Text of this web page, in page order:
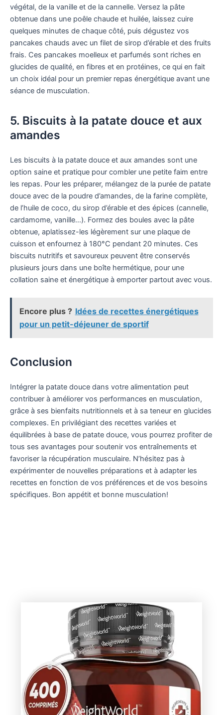
végétal, de la vanille et de la cannelle. Versez la pâte
obtenue dans une poêle chaude et huilée, laissez cuire
quelques minutes de chaque côté, puis dégustez vos
pancakes chauds avec un filet de sirop d’érable et des fruits
frais. Ces pancakes moelleux et parfumés sont riches en
glucides de qualité, en fibres et en protéines, ce qui en fait
un choix idéal pour un premier repas énergétique avant une
séance de musculation.
5. Biscuits à la patate douce et aux
amandes
Les biscuits à la patate douce et aux amandes sont une
option saine et pratique pour combler une petite faim entre
les repas. Pour les préparer, mélangez de la purée de patate
douce avec de la poudre d’amandes, de la farine complète,
de l’huile de coco, du sirop d’érable et des épices (cannelle,
cardamome, vanille…). Formez des boules avec la pâte
obtenue, aplatissez-les légèrement sur une plaque de
cuisson et enfournez à 180°C pendant 20 minutes. Ces
biscuits nutritifs et savoureux peuvent être conservés
plusieurs jours dans une boîte hermétique, pour une
collation saine et énergétique à emporter partout avec vous.
Encore plus ? Idées de recettes énergétiques
pour un petit-déjeuner de sportif
Conclusion
Intégrer la patate douce dans votre alimentation peut
contribuer à améliorer vos performances en musculation,
grâce à ses bienfaits nutritionnels et à sa teneur en glucides
complexes. En privilégiant des recettes variées et
équilibrées à base de patate douce, vous pourrez profiter de
tous ses avantages pour soutenir vos entraînements et
favoriser la récupération musculaire. N’hésitez pas à
expérimenter de nouvelles préparations et à adapter les
recettes en fonction de vos préférences et de vos besoins
spécifiques. Bon appétit et bonne musculation!